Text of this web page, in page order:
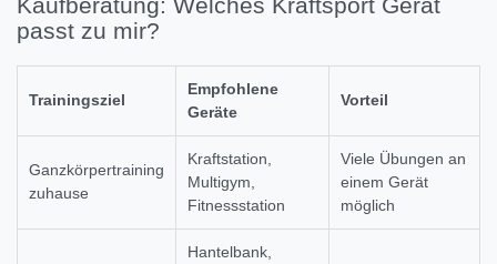
passt zu mir?
Trainingsziel
Empfohlene
Geräte
Vorteil
Ganzkörpertraining
zuhause
Kraftstation,
Multigym,
Fitnessstation
Viele Übungen an
einem Gerät
möglich
Hantelbank,